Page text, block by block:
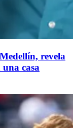
revela
casa